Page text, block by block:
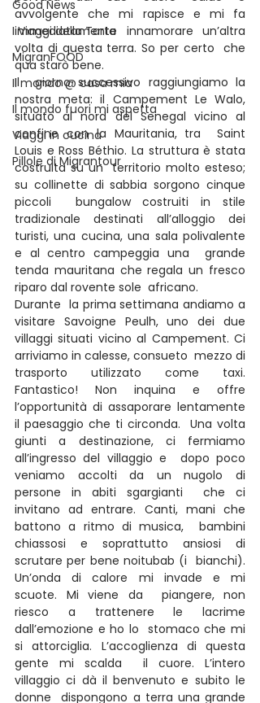
Good News
I Viaggi della Tarta
MigranFOOD
Il mondo @ casa mia
Il mondo fuori mi aspetta
Viaggi in cucina
Pillole di Migrantour
avvolgente che mi rapisce e mi fa
immediatamente innamorare un’altra
volta di questa terra. So per certo  che
qua starò bene.
Il  giorno successivo raggiungiamo la
nostra meta: il Campement Le Walo,
situato al nord del Senegal vicino al
confine con la Mauritania, tra  Saint
Louis e Ross Béthio. La struttura è stata
costruita su un  territorio molto esteso;
su collinette di sabbia sorgono cinque
piccoli  bungalow costruiti in stile
tradizionale destinati all’alloggio dei
turisti, una cucina, una sala polivalente
e al centro campeggia una  grande
tenda mauritana che regala un fresco
riparo dal rovente sole  africano.
Durante  la prima settimana andiamo a
visitare Savoigne Peulh, uno dei due
villaggi situati vicino al Campement. Ci
arriviamo in calesse, consueto  mezzo di
trasporto utilizzato come taxi.
Fantastico! Non inquina e offre
l’opportunità di assaporare lentamente
il paesaggio che ti circonda.  Una volta
giunti a destinazione, ci fermiamo
all’ingresso del villaggio e  dopo poco
veniamo accolti da un nugolo di
persone in abiti sgargianti  che ci
invitano ad entrare. Canti, mani che
battono a ritmo di musica,  bambini
chiassosi e soprattutto ansiosi di
scrutare per bene noitubab (i  bianchi).
Un’onda di calore mi invade e mi
scuote. Mi viene da  piangere, non
riesco a trattenere le lacrime
dall’emozione e ho lo  stomaco che mi
si attorciglia. L’accoglienza di questa
gente mi scalda  il cuore. L’intero
villaggio ci dà il benvenuto e subito le
donne  dispongono a terra una grande